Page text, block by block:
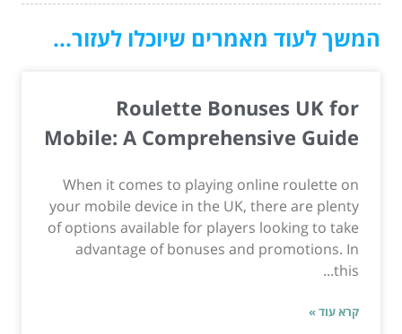
המשך לעוד מאמרים שיוכלו לעזור...
Roulette Bonuses UK for
Mobile: A Comprehensive Guide
When it comes to playing online roulette on
your mobile device in the UK, there are plenty
of options available for players looking to take
advantage of bonuses and promotions. In
this...
קרא עוד »